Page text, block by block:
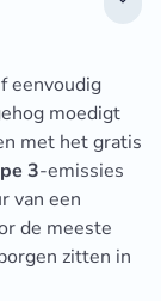
eenvoudig
moedigt
met het gratis
3-emissies
van een
de meeste
zitten in